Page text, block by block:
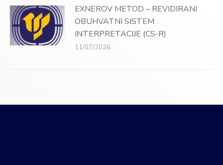
EXNEROV METOD – REVIDIRANI
OBUHVATNI SISTEM
INTERPRETACIJE (CS-R)
11/07/2026